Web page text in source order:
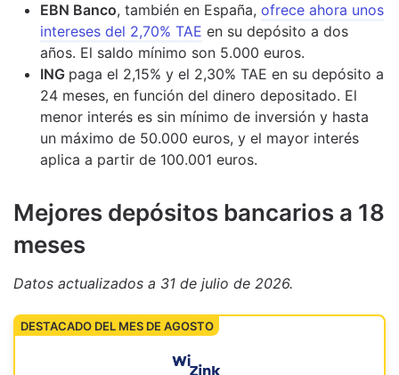
EBN Banco, también en España, ofrece ahora unos
intereses del 2,70% TAE en su depósito a dos
años. El saldo mínimo son 5.000 euros.
ING paga el 2,15% y el 2,30% TAE en su depósito a
24 meses, en función del dinero depositado. El
menor interés es sin mínimo de inversión y hasta
un máximo de 50.000 euros, y el mayor interés
aplica a partir de 100.001 euros.
Mejores depósitos bancarios a 18
meses
Datos actualizados a 31 de julio de 2026.
DESTACADO DEL MES DE AGOSTO